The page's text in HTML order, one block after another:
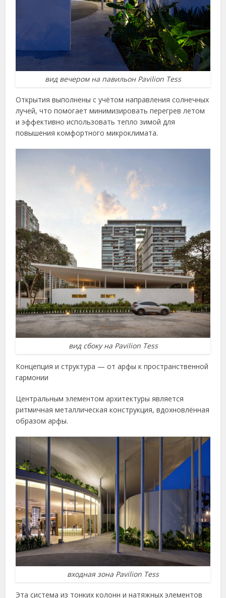
вид вечером на павильон Pavilion Tess
Открытия выполнены с учётом направления солнечных
лучей, что помогает минимизировать перегрев летом
и эффективно использовать тепло зимой для
повышения комфортного микроклимата.
вид сбоку на Pavilion Tess
Концепция и структура — от арфы к пространственной
гармонии
Центральным элементом архитектуры является
ритмичная металлическая конструкция, вдохновлённая
образом арфы.
входная зона Pavilion Tess
Эта система из тонких колонн и натяжных элементов